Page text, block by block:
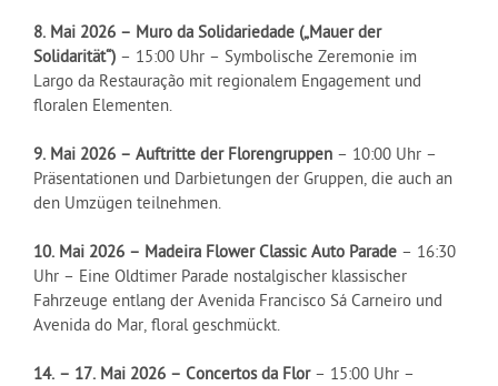
8. Mai 2026 – Muro da Solidariedade („Mauer der
Solidarität“) – 15:00 Uhr – Symbolische Zeremonie im
Largo da Restauração mit regionalem Engagement und
floralen Elementen.
9. Mai 2026 – Auftritte der Florengruppen – 10:00 Uhr –
Präsentationen und Darbietungen der Gruppen, die auch an
den Umzügen teilnehmen.
10. Mai 2026 – Madeira Flower Classic Auto Parade – 16:30
Uhr – Eine Oldtimer Parade nostalgischer klassischer
Fahrzeuge entlang der Avenida Francisco Sá Carneiro und
Avenida do Mar, floral geschmückt.
14. – 17. Mai 2026 – Concertos da Flor– 15:00 Uhr –